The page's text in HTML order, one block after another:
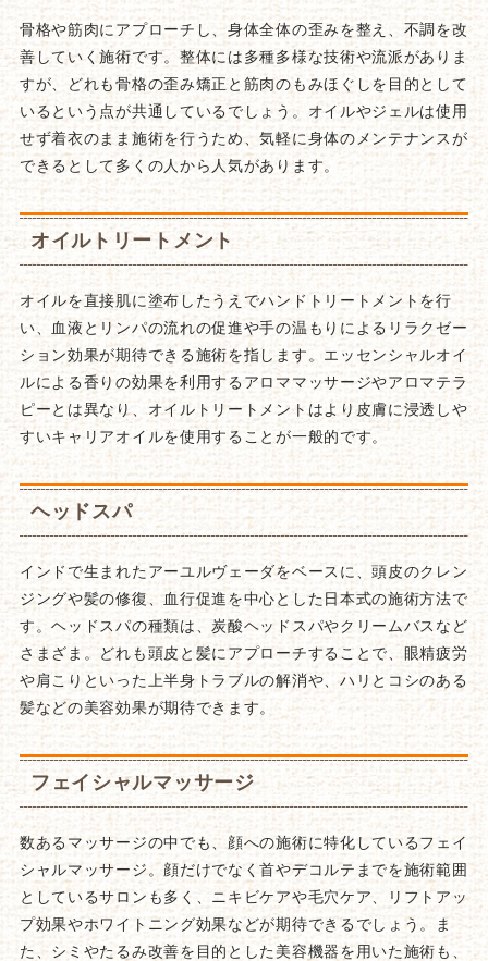
骨格や筋肉にアプローチし、身体全体の歪みを整え、不調を改
善していく施術です。整体には多種多様な技術や流派がありま
すが、どれも骨格の歪み矯正と筋肉のもみほぐしを目的として
いるという点が共通しているでしょう。オイルやジェルは使用
せず着衣のまま施術を行うため、気軽に身体のメンテナンスが
できるとして多くの人から人気があります。
オイルトリートメント
オイルを直接肌に塗布したうえでハンドトリートメントを行
い、血液とリンパの流れの促進や手の温もりによるリラクゼー
ション効果が期待できる施術を指します。エッセンシャルオイ
ルによる香りの効果を利用するアロママッサージやアロマテラ
ピーとは異なり、オイルトリートメントはより皮膚に浸透しや
すいキャリアオイルを使用することが一般的です。
ヘッドスパ
インドで生まれたアーユルヴェーダをベースに、頭皮のクレン
ジングや髪の修復、血行促進を中心とした日本式の施術方法で
す。ヘッドスパの種類は、炭酸ヘッドスパやクリームバスなど
さまざま。どれも頭皮と髪にアプローチすることで、眼精疲労
や肩こりといった上半身トラブルの解消や、ハリとコシのある
髪などの美容効果が期待できます。
フェイシャルマッサージ
数あるマッサージの中でも、顔への施術に特化しているフェイ
シャルマッサージ。顔だけでなく首やデコルテまでを施術範囲
としているサロンも多く、ニキビケアや毛穴ケア、リフトアッ
プ効果やホワイトニング効果などが期待できるでしょう。ま
た、シミやたるみ改善を目的とした美容機器を用いた施術も、